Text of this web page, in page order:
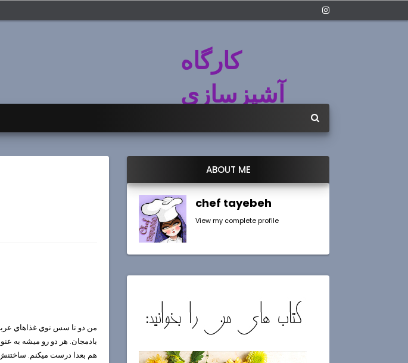
کارگاه
آشپزسازی
من دو تا سس توي غذاهاي
بادمجان. هر دو رو ميشه به
هم بعدا درست ميكنم. ساختنش
ABOUT ME
chef tayebeh
View my complete profile